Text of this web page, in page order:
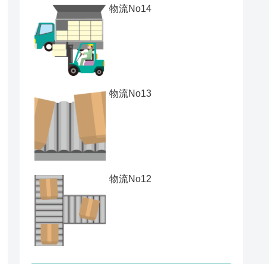
物流No14
物流No13
物流No12